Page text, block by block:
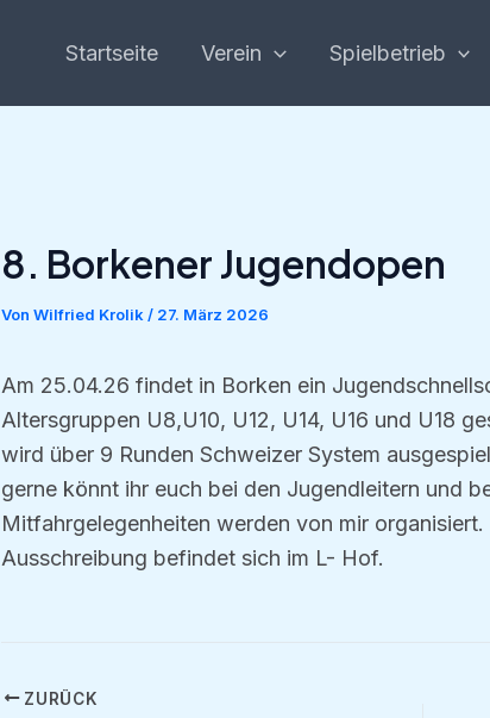
Startseite Verein Spielbetrieb
8. Borkener Jugendopen
Von Wilfried Krolik / 27. März 2026
Am 25.04.26 findet in Borken ein
Altersgruppen U8,U10, U12, U14, U16 und U18
wird über 9 Runden Schweizer System
gerne könnt ihr euch bei den Jugendleitern und
Mitfahrgelegenheiten werden von mir
Ausschreibung befindet sich im L- Hof.
ZURÜCK